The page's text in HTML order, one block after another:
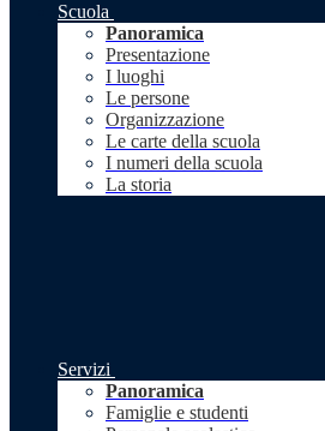
Scuola
Panoramica
Presentazione
I luoghi
Le persone
Organizzazione
Le carte della scuola
I numeri della scuola
La storia
Servizi
Panoramica
Famiglie e studenti